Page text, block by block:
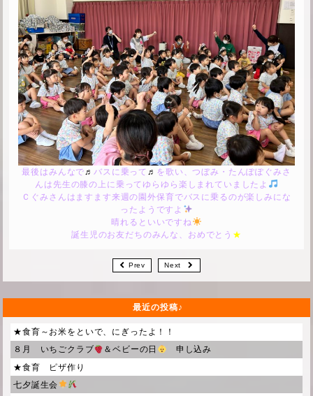
最後はみんなで ♬ バスに乗って ♬ を歌い、つぼみ・たんぽぽぐみさ
んは先生の膝の上に乗ってゆらゆら楽しまれていましたよ
Ｃぐみさんはますます来週の園外保育でバスに乗るのが楽しみにな
ったようですよ
晴れるといいですね
誕生児のお友だちのみんな、おめでとう ★
Prev Next
最近の投稿
★食育～お米をといで、にぎったよ！！
８月 いちごクラブ
＆ベビーの日
申し込み
★食育 ピザ作り
七夕誕生会